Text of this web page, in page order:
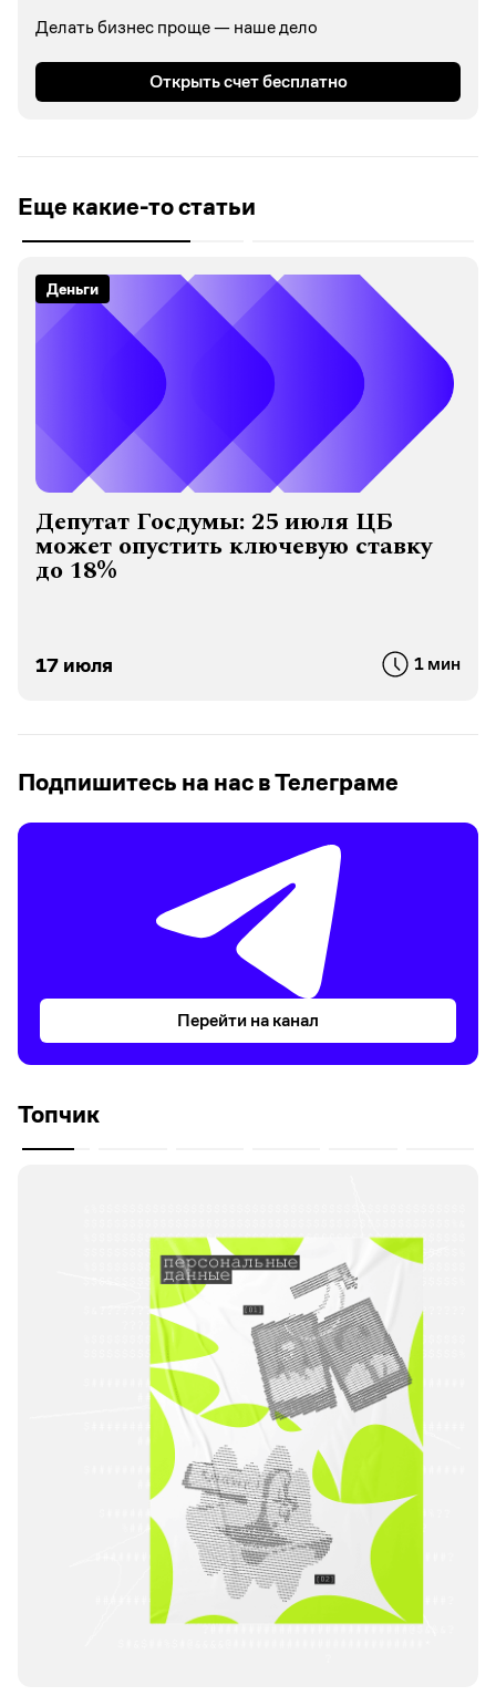
Делать бизнес проще — наше дело
Открыть счет бесплатно
Еще какие-то статьи
Деньги
Депутат Госдумы: 25 июля ЦБ
может опустить ключевую ставку
до 18%
17 июля 1 мин
Подпишитесь на нас в Телеграме
Перейти на канал
Топчик